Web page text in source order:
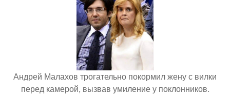
Андрей Малахов трогательно покормил жену с вилки
перед камерой, вызвав умиление у поклонников.